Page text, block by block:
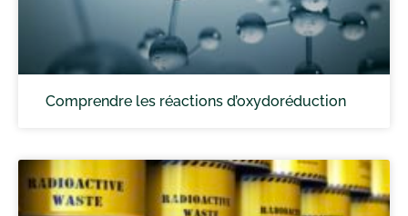
Comprendre les réactions d’oxydoréduction